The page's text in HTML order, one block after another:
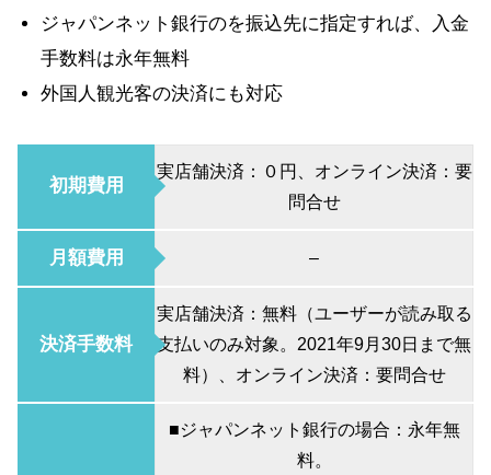
ジャパンネット銀行のを振込先に指定すれば、入金
手数料は永年無料
外国人観光客の決済にも対応
初期費用
実店舗決済：０円、オンライン決済：要
問合せ
月額費用 –
決済手数料
実店舗決済：無料（ユーザーが読み取る
支払いのみ対象。2021年9月30日まで無
料）、オンライン決済：要問合せ
■ジャパンネット銀行の場合：永年無
料。